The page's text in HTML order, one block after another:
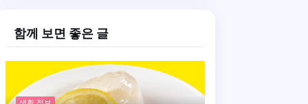
함께 보면 좋은 글